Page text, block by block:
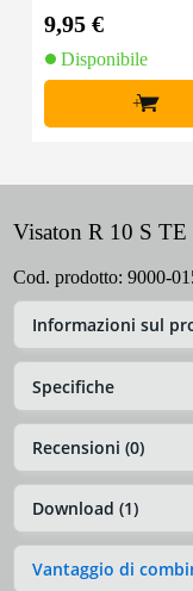
9,95 €
Disponibile
+
Visaton R 10 S
Cod. prodotto: 9000-
Informazioni sul
Specifiche
Recensioni (0)
Download (1)
Vantaggio di